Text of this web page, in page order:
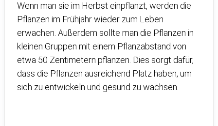
Wenn man sie im Herbst einpflanzt, werden die
Pflanzen im Frühjahr wieder zum Leben
erwachen. Außerdem sollte man die Pflanzen in
kleinen Gruppen mit einem Pflanzabstand von
etwa 50 Zentimetern pflanzen. Dies sorgt dafür,
dass die Pflanzen ausreichend Platz haben, um
sich zu entwickeln und gesund zu wachsen.